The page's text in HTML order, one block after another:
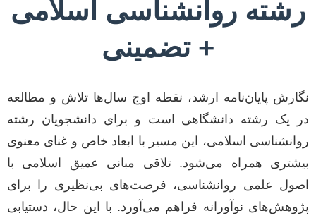
رشته روانشناسی اسلامی
+ تضمینی
نگارش پایان‌نامه ارشد، نقطه اوج سال‌ها تلاش و مطالعه
در یک رشته دانشگاهی است و برای دانشجویان رشته
روانشناسی اسلامی، این مسیر با ابعاد خاص و غنای معنوی
بیشتری همراه می‌شود. تلاقی مبانی عمیق اسلامی با
اصول علمی روانشناسی، فرصت‌های بی‌نظیری را برای
پژوهش‌های نوآورانه فراهم می‌آورد. با این حال، دستیابی